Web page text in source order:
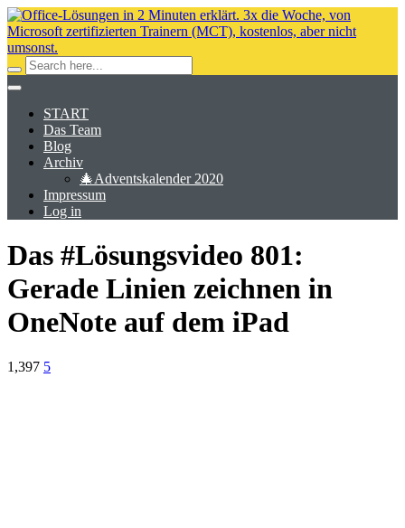
START
Das Team
Blog
Archiv
🎄Adventskalender 2020
Impressum
Log in
Das #Lösungsvideo 801:
Gerade Linien zeichnen in
OneNote auf dem iPad
1,397 5